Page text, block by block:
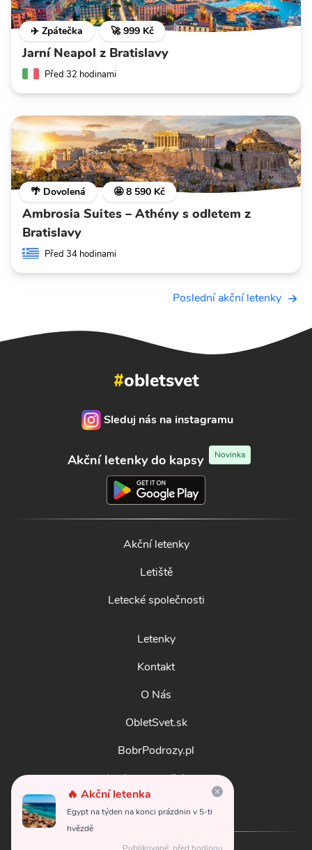
✈️ Zpátečka 🚀 999 Kč
Jarní Neapol z Bratislavy
Před 32 hodinami
🌴 Dovolená 🤩 8 590 Kč
Ambrosia Suites – Athény s odletem z
Bratislavy
Před 34 hodinami
Poslední akční letenky
🔥 Akční letenka
Egypt na týden na konci prázdnin v 5-ti
hvězdě
#obletsvet
Sleduj nás na instagramu
Akční letenky do kapsy Novinka
Akční letenky
Letiště
Letecké společnosti
Letenky
Kontakt
O Nás
ObletSvet.sk
BobrPodrozy.pl
destinosmundiales.es
guidadestinazioni.it